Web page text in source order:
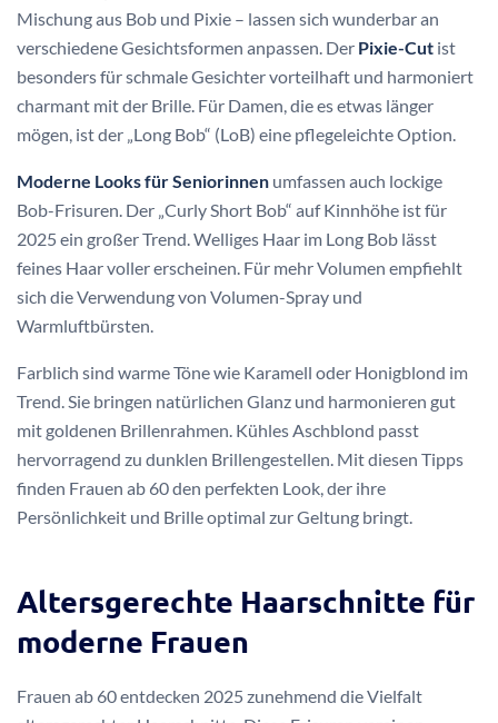
Mischung aus Bob und Pixie – lassen sich wunderbar an
verschiedene Gesichtsformen anpassen. Der Pixie-Cut ist
besonders für schmale Gesichter vorteilhaft und harmoniert
charmant mit der Brille. Für Damen, die es etwas länger
mögen, ist der „Long Bob“ (LoB) eine pflegeleichte Option.
Moderne Looks für Seniorinnen umfassen auch lockige
Bob-Frisuren. Der „Curly Short Bob“ auf Kinnhöhe ist für
2025 ein großer Trend. Welliges Haar im Long Bob lässt
feines Haar voller erscheinen. Für mehr Volumen empfiehlt
sich die Verwendung von Volumen-Spray und
Warmluftbürsten.
Farblich sind warme Töne wie Karamell oder Honigblond im
Trend. Sie bringen natürlichen Glanz und harmonieren gut
mit goldenen Brillenrahmen. Kühles Aschblond passt
hervorragend zu dunklen Brillengestellen. Mit diesen Tipps
finden Frauen ab 60 den perfekten Look, der ihre
Persönlichkeit und Brille optimal zur Geltung bringt.
Altersgerechte Haarschnitte für
moderne Frauen
Frauen ab 60 entdecken 2025 zunehmend die Vielfalt